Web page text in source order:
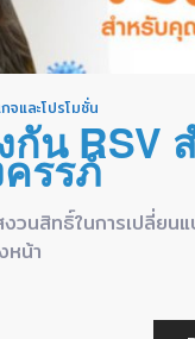
จและโปรโมชั่น
น RSV
รรภ์
วนสิทธิ์ในการเปลี่ยนแ
หน้า